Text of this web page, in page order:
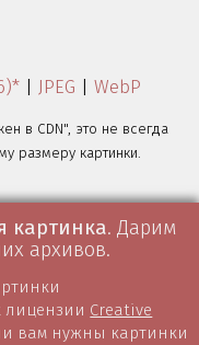
JPEG WebP
в CDN", это не всегда
размеру картинки.
картинка. Дарим
архивов.
лицензии Creative
вам нужны картинки